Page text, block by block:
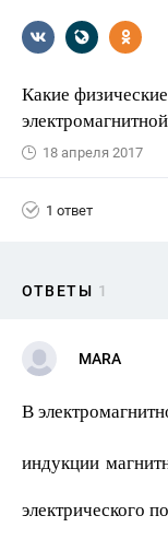
Какие
18 апреля 2017
1 ответ
ОТВЕТЫ 1
MARA
В
индукции
электрического